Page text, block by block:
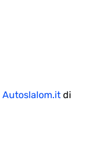
Autoslalom.it di